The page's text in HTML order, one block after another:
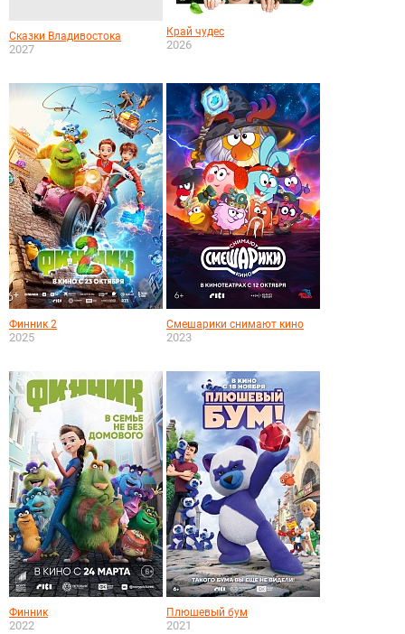
Сказки Владивостока
2027
Край чудес
2026
Финник 2
2025
Смешарики снимают кино
2023
Финник
2022
Плюшевый бум
2021